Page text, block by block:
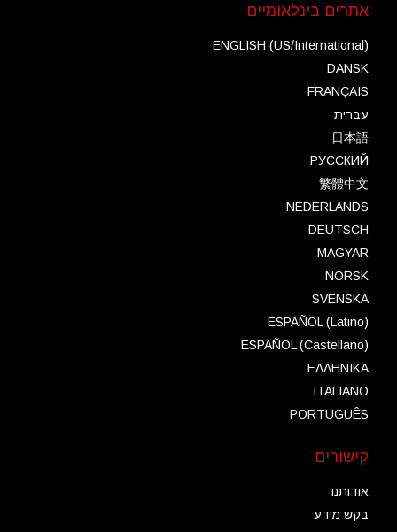
אתרים בינלאומיים
ENGLISH (US/International)
DANSK
FRANÇAIS
עברית
日本語
РУССКИЙ
繁體中文
NEDERLANDS
DEUTSCH
MAGYAR
NORSK
SVENSKA
ESPAÑOL (Latino)
ESPAÑOL (Castellano)
ΕΛΛΗΝΙΚA
ITALIANO
PORTUGUÊS
קישורים
אודותנו
בקש מידע